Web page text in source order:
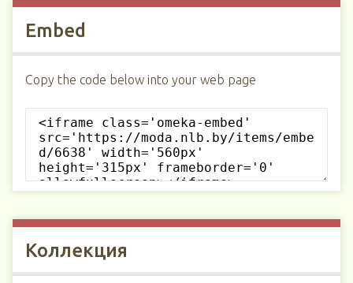
Embed
Copy the code below into your web page
Коллекция